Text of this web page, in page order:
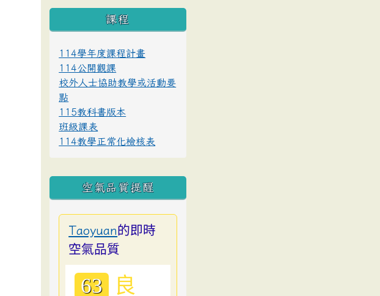
課程
114學年度課程計畫
114公開觀課
校外人士協助教學或活動要
點
115教科書版本
班級課表
114教學正常化檢核表
空氣品質提醒
Taoyuan的即時
空氣品質
63 良